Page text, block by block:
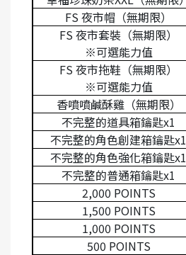
FS夜市帽（無期限）
FS夜市套裝（無期限）
※可選能力值
FS夜市拖鞋（無期限）
※可選能力值
香噴噴鹹酥雞（無期限）
不完整的道具箱鑰匙x1
不完整的角色創建箱鑰匙x1
不完整的角色強化箱鑰匙x1
不完整的普通箱鑰匙x1
2,000 POINTS
1,500 POINTS
1,000 POINTS
500 POINTS